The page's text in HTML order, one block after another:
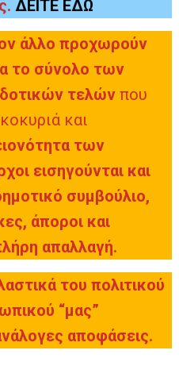
ΔΕΙΤΕ ΕΔΩ
άλλο προχωρούν
το σύνολο των
τελώνπου
και
των
εισηγούνται και
συμβούλιο,
άποροι και
απαλλαγή.
του πολιτικού
“μας”
αποφάσεις.